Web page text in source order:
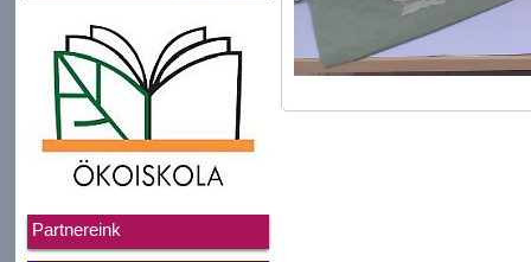
Partnereink